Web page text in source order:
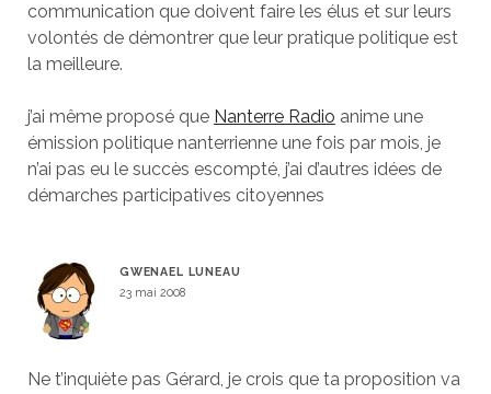
communication que doivent faire les élus et sur leurs
volontés de démontrer que leur pratique politique est
la meilleure.
j’ai même proposé que Nanterre Radio anime une
émission politique nanterrienne une fois par mois, je
n’ai pas eu le succès escompté, j’ai d’autres idées de
démarches participatives citoyennes
GWENAEL LUNEAU
23 mai 2008
Ne t’inquiète pas Gérard, je crois que ta proposition va